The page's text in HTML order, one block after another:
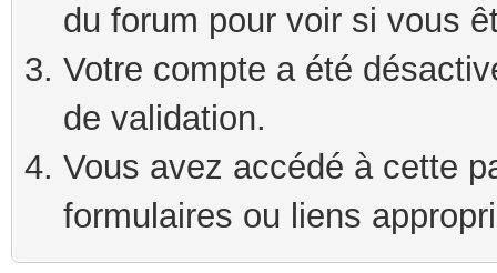
du forum pour voir si vous
Votre compte a été
de validation.
Vous avez accédé à cette
formulaires ou liens